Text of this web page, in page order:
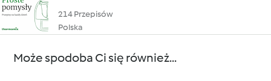
214 Przepisów
Polska
Może spodoba Ci się również...